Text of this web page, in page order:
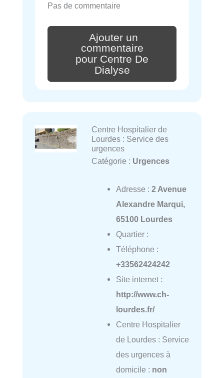
Pas de commentaire
Ajouter un
commentaire
pour Centre De
Dialyse
Centre Hospitalier de
Lourdes : Service des
urgences
Catégorie : Urgences
Adresse : 2 Avenue
Alexandre Marqui,
65100 Lourdes
Quartier :
Téléphone :
+33562424242
Site internet :
http://www.ch-
lourdes.fr/
Centre Hospitalier
de Lourdes : Service
des urgences à
domicile : non